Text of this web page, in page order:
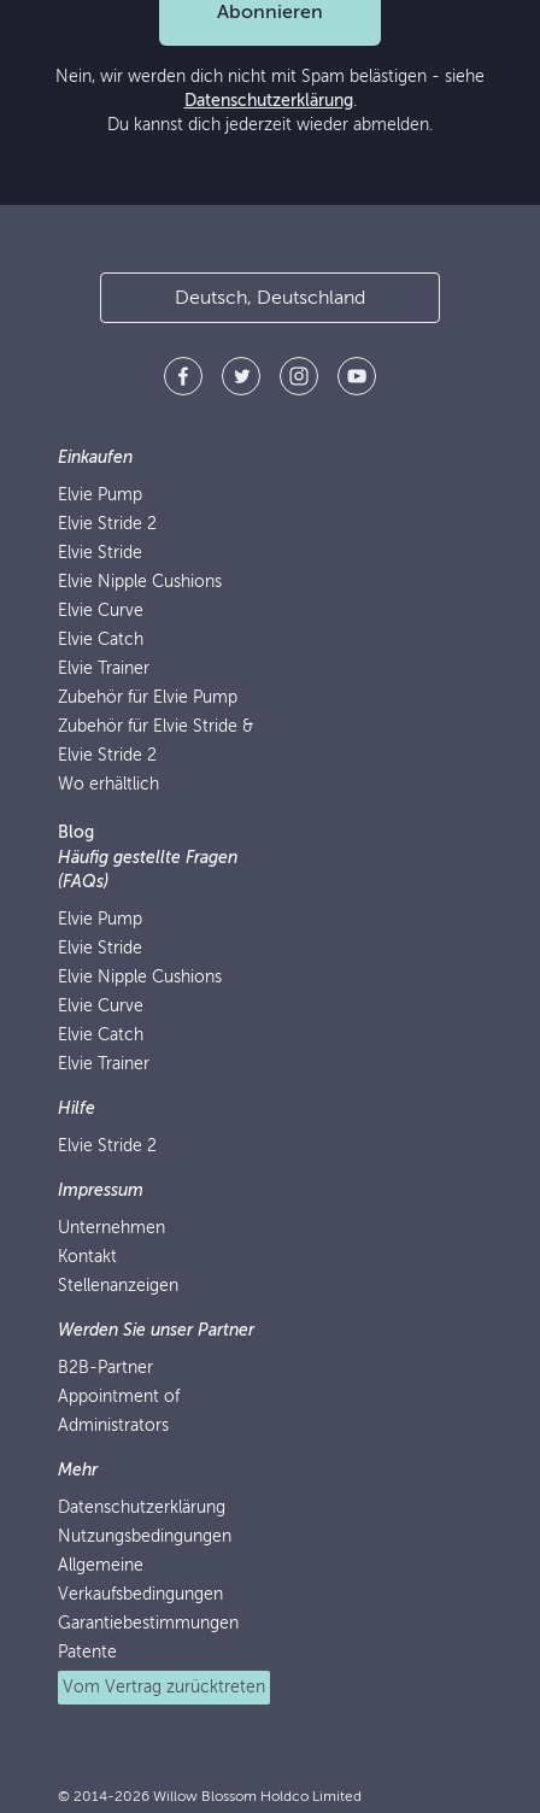
Abonnieren
Nein, wir werden dich nicht mit Spam belästigen - siehe
Datenschutzerklärung.
Du kannst dich jederzeit wieder abmelden.
Deutsch, Deutschland
Einkaufen
Elvie Pump
Elvie Stride 2
Elvie Stride
Elvie Nipple Cushions
Elvie Curve
Elvie Catch
Elvie Trainer
Zubehör für Elvie Pump
Zubehör für Elvie Stride &
Elvie Stride 2
Wo erhältlich
Blog
Häufig gestellte Fragen
(FAQs)
Elvie Pump
Elvie Stride
Elvie Nipple Cushions
Elvie Curve
Elvie Catch
Elvie Trainer
Hilfe
Elvie Stride 2
Impressum
Unternehmen
Kontakt
Stellenanzeigen
Werden Sie unser Partner
B2B-Partner
Appointment of
Administrators
Mehr
Datenschutzerklärung
Nutzungsbedingungen
Allgemeine
Verkaufsbedingungen
Garantiebestimmungen
Patente
Vom Vertrag zurücktreten
© 2014-2026 Willow Blossom Holdco Limited